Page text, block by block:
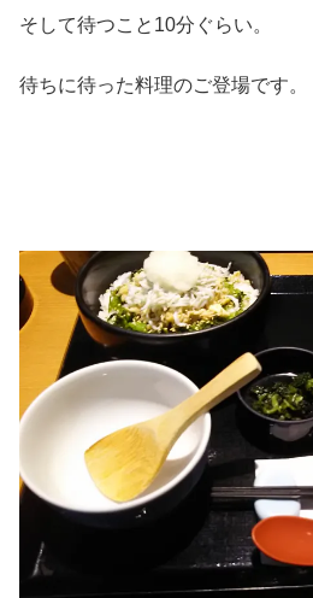
そして待つこと10分ぐらい。
待ちに待った料理のご登場です。